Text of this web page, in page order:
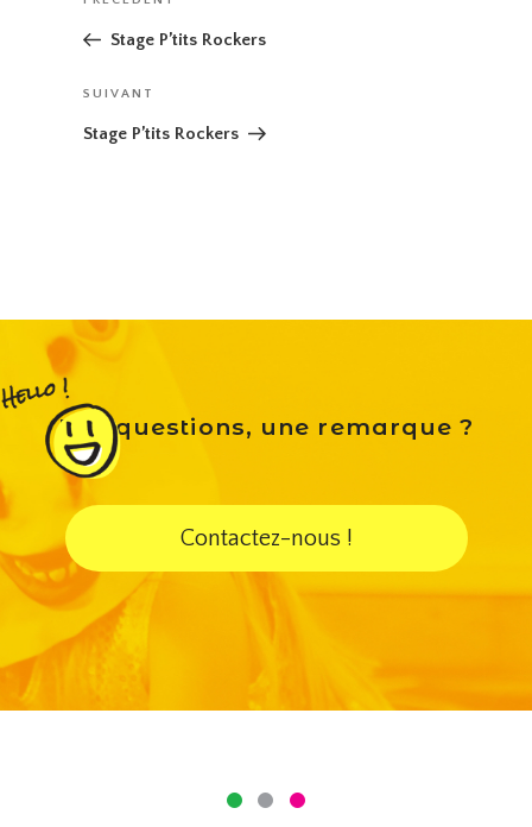
de
précédent
Stage P’tits Rockers
Article
suivant
SUIVANT
Stage P’tits Rockers
Des questions, une remarque ?
Contactez-nous !